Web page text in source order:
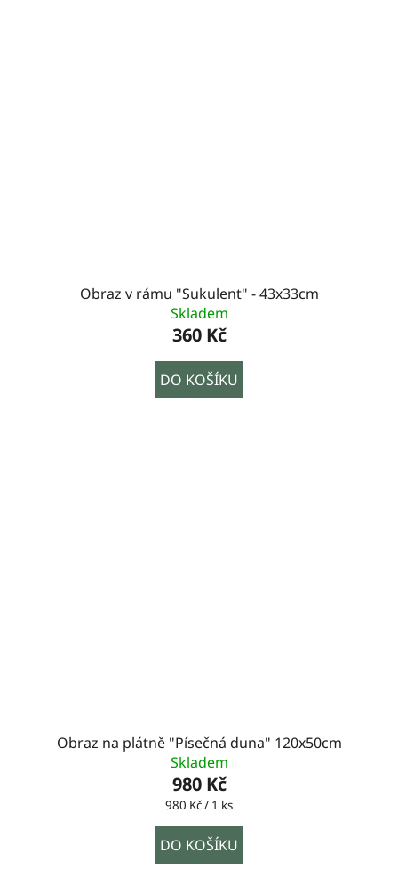
Obraz v rámu "Sukulent" - 43x33cm
Skladem
360 Kč
DO KOŠÍKU
Obraz na plátně "Písečná duna" 120x50cm
Skladem
980 Kč
Měrná
980 Kč / 1 ks
DO KOŠÍKU